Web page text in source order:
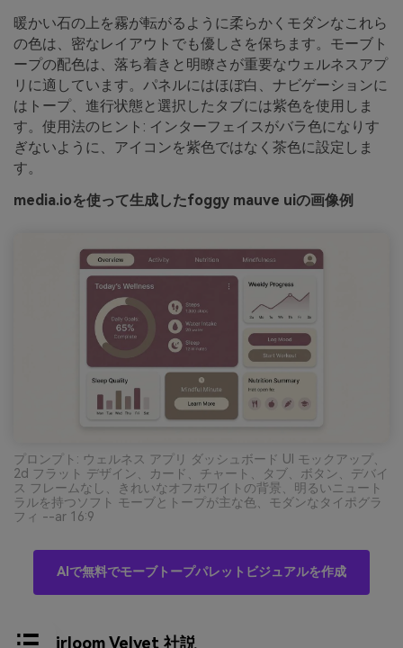
暖かい石の上を霧が転がるように柔らかくモダンなこれら
の色は、密なレイアウトでも優しさを保ちます。モーブト
ープの配色は、落ち着きと明瞭さが重要なウェルネスアプ
リに適しています。パネルにはほぼ白、ナビゲーションに
はトープ、進行状態と選択したタブには紫色を使用しま
す。使用法のヒント: インターフェイスがバラ色になりす
ぎないように、アイコンを紫色ではなく茶色に設定しま
す。
media.ioを使って生成したfoggy mauve uiの画像例
プロンプト: ウェルネス アプリ ダッシュボード UI モックアップ、
2d フラット デザイン、カード、チャート、タブ、ボタン、デバイ
ス フレームなし、きれいなオフホワイトの背景、明るいニュート
ラルを持つソフト モーブとトープが主な色、モダンなタイポグラ
フィ --ar 16:9
AIで無料でモーブトープパレットビジュアルを作成
9) Heirloom Velvet 社説